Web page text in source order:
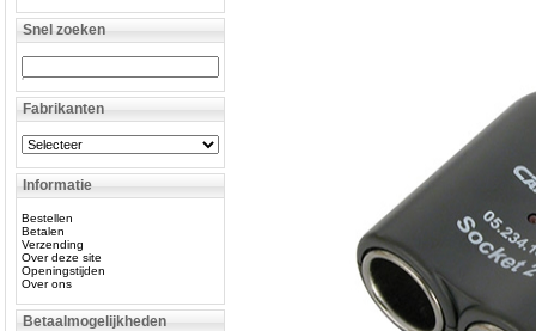
Snel zoeken
Fabrikanten
Informatie
Bestellen
Betalen
Verzending
Over deze site
Openingstijden
Over ons
Betaalmogelijkheden